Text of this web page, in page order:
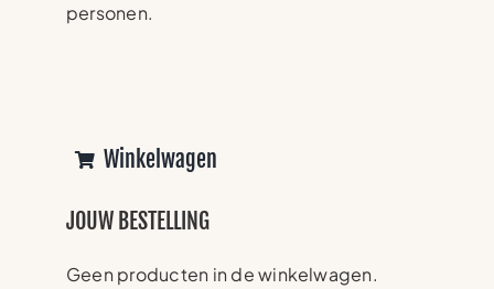
personen.
Winkelwagen
JOUW BESTELLING
Geen producten in de winkelwagen.